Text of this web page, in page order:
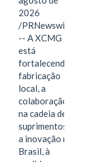
2026
/PRNewswire/
-- A XCMG
está
fortalecendo a
fabricação
local, a
colaboração
na cadeia de
suprimentos e
a inovação no
Brasil, à